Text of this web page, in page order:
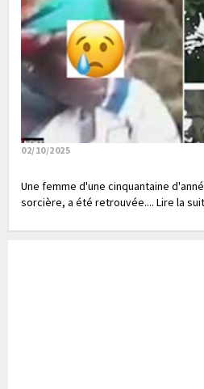
02/10/2025
Une femme d'une cinquantaine
sorcière, a été retrouvée.... Lire la